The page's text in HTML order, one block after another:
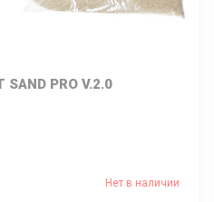
PRO V.2.0
Нет в наличии